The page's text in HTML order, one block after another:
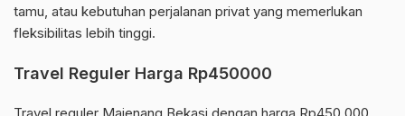
tamu, atau kebutuhan perjalanan privat yang memerlukan
fleksibilitas lebih tinggi.
Travel Reguler Harga Rp450000